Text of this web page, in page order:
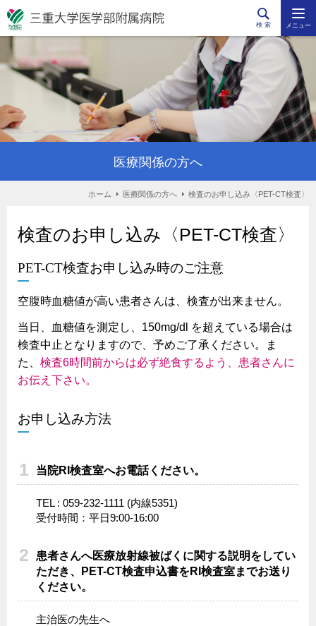
検 索 メニュー
医療関係の方へ
ホーム 医療関係の方へ 検査のお申し込み〈PET-CT検査〉
検査のお申し込み〈PET-CT検査〉
PET-CT検査お申し込み時のご注意
空腹時血糖値が高い患者さんは、検査が出来ません。
当日、血糖値を測定し、150mg/dl を超えている場合は
検査中止となりますので、予めご了承ください。ま
た、 検査6時間前からは必ず絶食するよう、患者さんに
お伝え下さい。
お申し込み方法
当院RI検査室へお電話ください。
TEL : 059-232-1111 (内線5351)
受付時間：平日9:00-16:00
患者さんへ医療放射線被ばくに関する説明をしてい
ただき、PET-CT検査申込書をRI検査室までお送り
ください。
主治医の先生へ